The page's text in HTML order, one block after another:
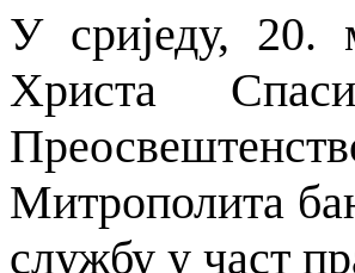
У сриједу, 20.
Христа
Митрополита
службу у част